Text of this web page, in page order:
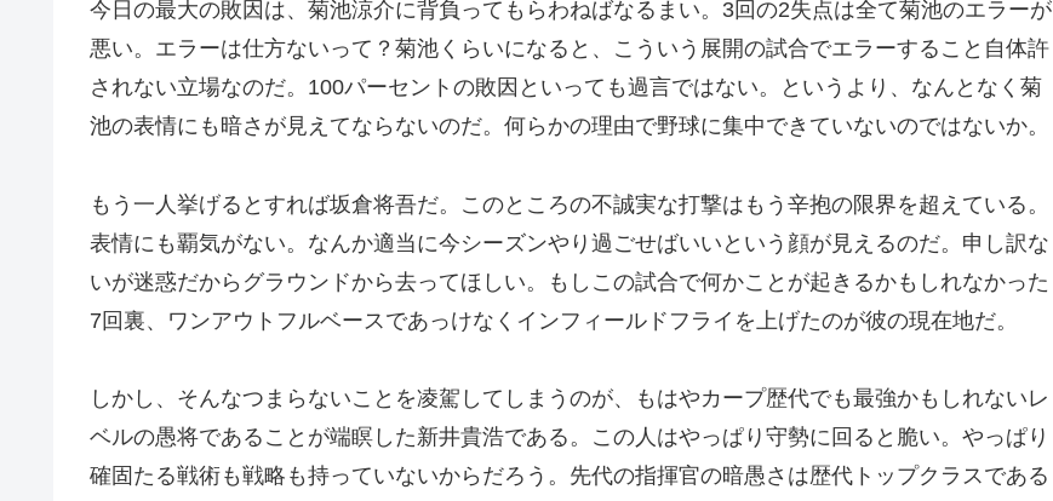
今日の最大の敗因は、菊池涼介に背負ってもらわねばなるまい。3回の2失点は全て菊池のエラーが
悪い。エラーは仕方ないって？菊池くらいになると、こういう展開の試合でエラーすること自体許
されない立場なのだ。100パーセントの敗因といっても過言ではない。というより、なんとなく菊
池の表情にも暗さが見えてならないのだ。何らかの理由で野球に集中できていないのではないか。
もう一人挙げるとすれば坂倉将吾だ。このところの不誠実な打撃はもう辛抱の限界を超えている。
表情にも覇気がない。なんか適当に今シーズンやり過ごせばいいという顔が見えるのだ。申し訳な
いが迷惑だからグラウンドから去ってほしい。もしこの試合で何かことが起きるかもしれなかった
7回裏、ワンアウトフルベースであっけなくインフィールドフライを上げたのが彼の現在地だ。
しかし、そんなつまらないことを凌駕してしまうのが、もはやカープ歴代でも最強かもしれないレ
ベルの愚将であることが端瞑した新井貴浩である。この人はやっぱり守勢に回ると脆い。やっぱり
確固たる戦術も戦略も持っていないからだろう。先代の指揮官の暗愚さは歴代トップクラスである